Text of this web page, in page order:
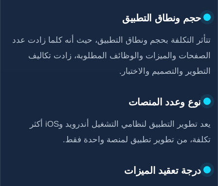
حجم ونطاق التطبيق
تتأثر التكلفة بحجم ونطاق التطبيق، حيث أنه كلما زادت عدد
الصفحات والميزات والوظائف المطلوبة، زادت تكاليف
التطوير والتصميم والاختبار.
نوع وعدد المنصات
يعد تطوير التطبيق لنظامي التشغيل أندرويد وiOS أكثر
تكلفة، من تطوير تطبيق لمنصة واحدة فقط.
درجة تعقيد الميزات